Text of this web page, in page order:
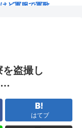
ど軍服で軍歌...
はいけないプレ...
対したことで左遷...
らない人にアニメ...
を盗撮し
…
はてブ